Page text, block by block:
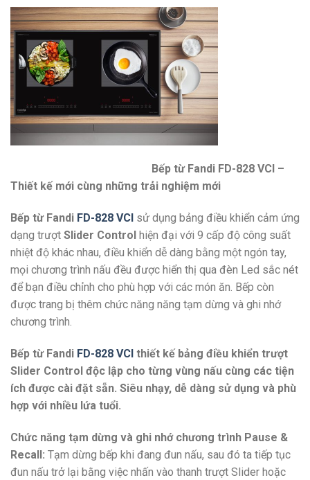
Bếp từ Fandi FD-828 VCI –
Thiết kế mới cùng những trải nghiệm mới
Bếp từ Fandi FD-828 VCI sử dụng bảng điều khiển cảm ứng
dạng trượt Slider Control hiện đại với 9 cấp độ công suất
nhiệt độ khác nhau, điều khiển dễ dàng bằng một ngón tay,
mọi chương trình nấu đều được hiển thị qua đèn Led sắc nét
để bạn điều chỉnh cho phù hợp với các món ăn. Bếp còn
được trang bị thêm chức năng năng tạm dừng và ghi nhớ
chương trình.
Bếp từ Fandi FD-828 VCI thiết kế bảng điều khiển trượt
Slider Control độc lập cho từng vùng nấu cùng các tiện
ích được cài đặt sẵn. Siêu nhạy, dễ dàng sử dụng và phù
hợp với nhiều lứa tuổi.
Chức năng tạm dừng và ghi nhớ chương trình Pause &
Recall: Tạm dừng bếp khi đang đun nấu, sau đó ta tiếp tục
đun nấu trở lại bằng việc nhấn vào thanh trượt Slider hoặc